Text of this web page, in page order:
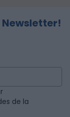
Newsletter!
de la